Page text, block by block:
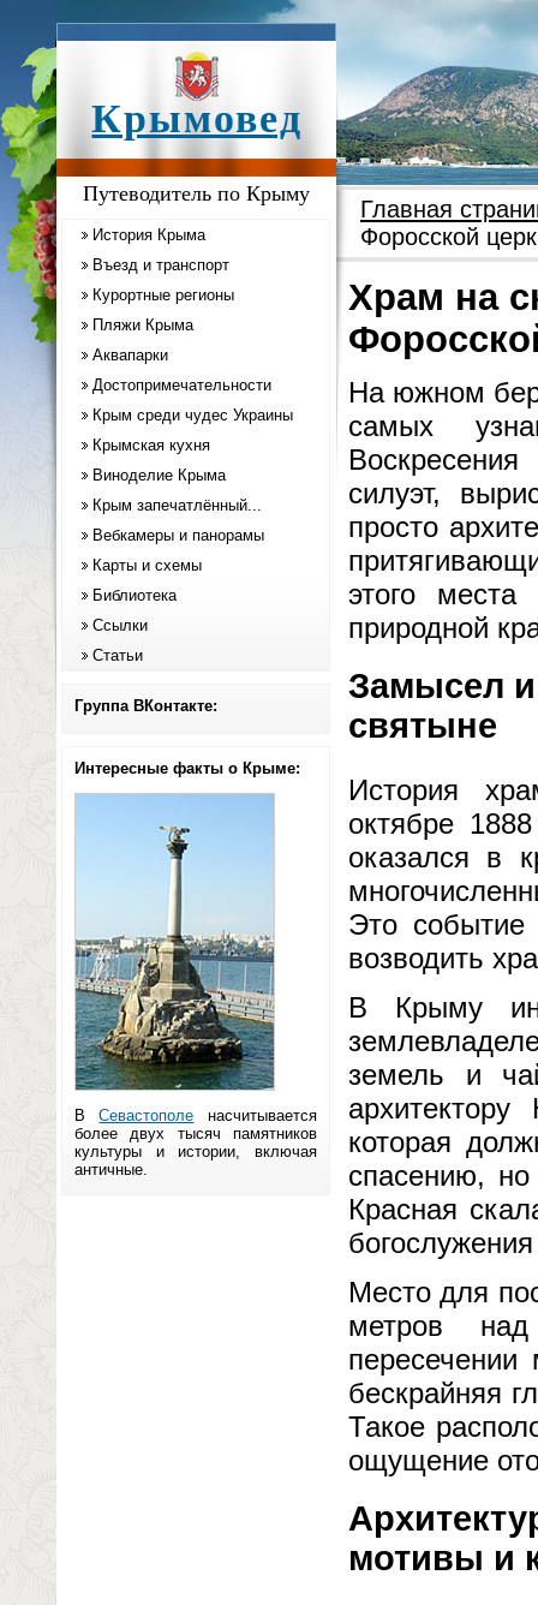
Крымовед
Путеводитель по Крыму
История Крыма
Въезд и транспорт
Курортные регионы
Пляжи Крыма
Аквапарки
Достопримечательности
Крым среди чудес Украины
Крымская кухня
Виноделие Крыма
Крым запечатлённый...
Вебкамеры и панорамы
Карты и схемы
Библиотека
Ссылки
Статьи
Группа ВКонтакте:
Интересные факты о Крыме:
ВСевастополе насчитывается
более двух тысяч памятников
культуры и истории, включая
античные.
Главная
Форосской
Храм на
На южном
самых
силуэт,
просто
этого
природной
Замысел и
святыне
История
октябре
оказался в
Это событие
возводить
В Крыму
земель и
которая
спасению,
Красная
Место для
метров
бескрайняя
Такое
ощущение
мотивы и